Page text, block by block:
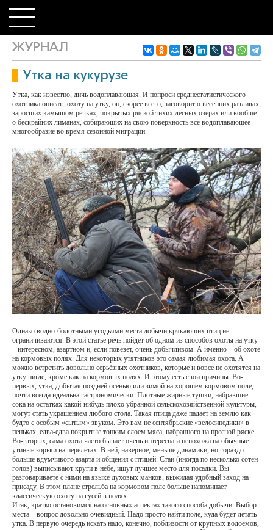
ЖУРНАЛ
Утка на кукурузе
Утка, как известно, дичь водоплавающая. И попроси среднестатистического
охотника описать охоту на утку, он, скорее всего, заговорит о весенних разливах,
заросших камышом речках, покрытых ряской тихих лесных озёрах или вообще
о бескрайних лиманах, собирающих на свою поверхность всё водоплавающее
многообразие во время сезонной миграции.
Однако водно-болотными угодьями места добычи крякающих птиц не
ограничиваются. В этой статье речь пойдёт об одном из способов охоты на утку
– интересном, азартном и, если повезёт, очень добычливом. А именно – об охоте
на кормовых полях. Для некоторых утятников это самая любимая охота. А
можно встретить довольно серьёзных охотников, которые и вовсе не охотятся на
утку нигде, кроме как на кормовых полях. И этому есть свои причины. Во-
первых, утка, добытая поздней осенью или зимой на хорошем кормовом поле,
почти всегда идеальна гастрономически. Плотные жирные тушки, набравшие
сока на остатках какой-нибудь плохо убранной сельскохозяйственной культуры,
могут стать украшением любого стола. Такая птица даже падает на землю как
будто с особым «сытым» звуком. Это вам не сентябрьские «велосипедики» в
пеньках, едва-едва покрытые тонким слоем мяса, набранного на пресной ряске.
Во-вторых, сама охота часто бывает очень интересна и непохожа на обычные
утиные зорьки на перелётах. В ней, наверное, меньше динамики, но гораздо
больше вдумчивого азарта и общения с птицей. Стаи (иногда по несколько сотен
голов) выписывают круги в небе, ищут лучшее место для посадки. Вы
разговариваете с ними на языке духовых манков, выжидая удобный заход на
присаду. В этом плане стрельба на кормовом поле больше напоминает
классическую охоту на гусей в полях.
Итак, кратко остановимся на основных аспектах такого способа добычи. Выбор
места – вопрос довольно очевидный. Надо просто найти поле, куда будет летать
утка. В первую очередь искать надо, конечно, поблизости от крупных водоёмов,